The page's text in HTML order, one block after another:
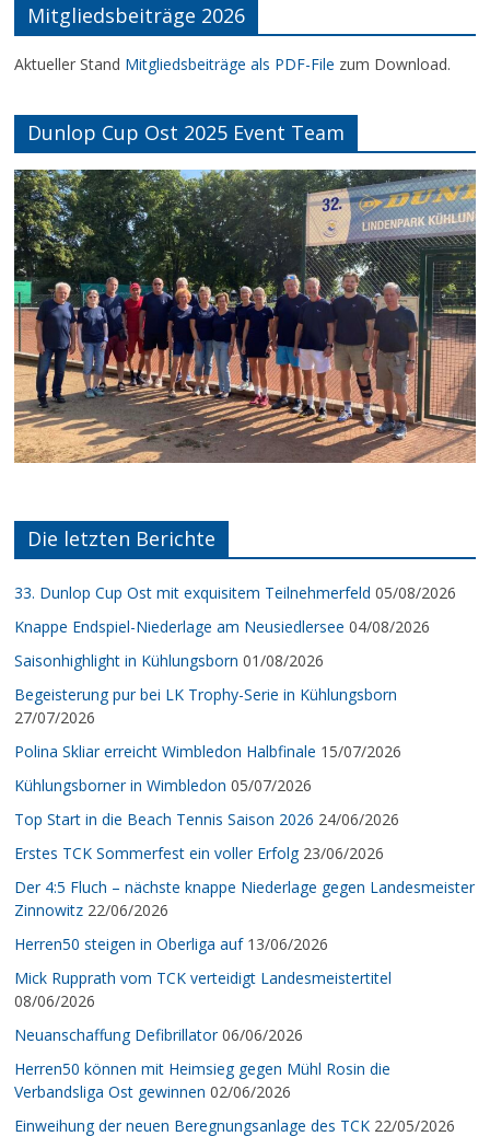
Mitgliedsbeiträge 2026
Aktueller Stand Mitgliedsbeiträge als PDF-File zum Download.
Dunlop Cup Ost 2025 Event Team
Die letzten Berichte
33. Dunlop Cup Ost mit exquisitem Teilnehmerfeld 05/08/2026
Knappe Endspiel-Niederlage am Neusiedlersee 04/08/2026
Saisonhighlight in Kühlungsborn 01/08/2026
Begeisterung pur bei LK Trophy-Serie in Kühlungsborn
27/07/2026
Polina Skliar erreicht Wimbledon Halbfinale 15/07/2026
Kühlungsborner in Wimbledon 05/07/2026
Top Start in die Beach Tennis Saison 2026 24/06/2026
Erstes TCK Sommerfest ein voller Erfolg 23/06/2026
Der 4:5 Fluch – nächste knappe Niederlage gegen Landesmeister
Zinnowitz 22/06/2026
Herren50 steigen in Oberliga auf 13/06/2026
Mick Rupprath vom TCK verteidigt Landesmeistertitel
08/06/2026
Neuanschaffung Defibrillator 06/06/2026
Herren50 können mit Heimsieg gegen Mühl Rosin die
Verbandsliga Ost gewinnen 02/06/2026
Einweihung der neuen Beregnungsanlage des TCK 22/05/2026